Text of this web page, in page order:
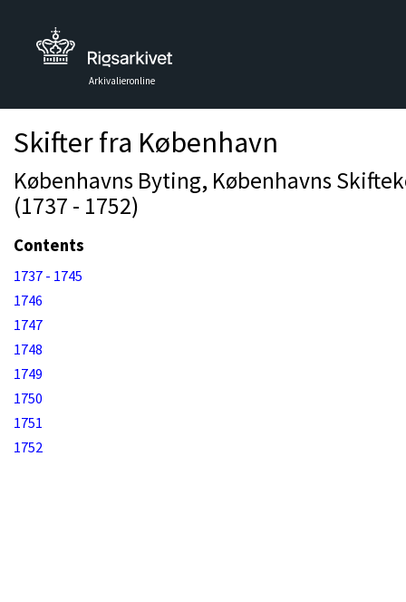
Arkivalieronline
Skifter fra København
Københavns Byting, Københavns
(1737 - 1752)
Contents
1737 - 1745
1746
1747
1748
1749
1750
1751
1752